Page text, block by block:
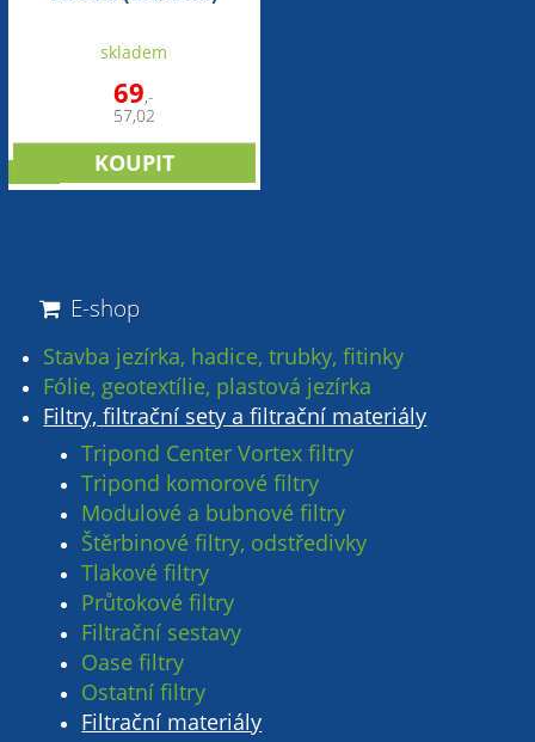
skladem
69,-
57,02
E-shop
Stavba jezírka, hadice, trubky, fitinky
Fólie, geotextílie, plastová jezírka
Filtry, filtrační sety a filtrační materiály
Tripond Center Vortex filtry
Tripond komorové filtry
Modulové a bubnové filtry
Štěrbinové filtry, odstředivky
Tlakové filtry
Průtokové filtry
Filtrační sestavy
Oase filtry
Ostatní filtry
Filtrační materiály